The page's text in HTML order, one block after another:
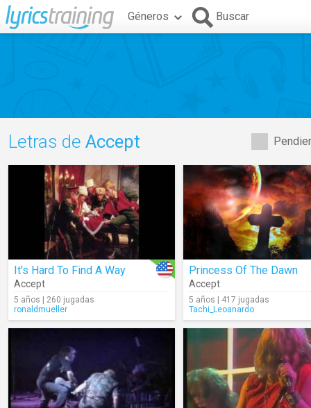
Géneros Buscar
Letras de Accept
It's Hard To Find A Way
Accept
5 años | 260 jugadas
ronaldmueller
Princess Of The Dawn
Accept
5 años | 417 jugadas
Tachi_Leoanardo